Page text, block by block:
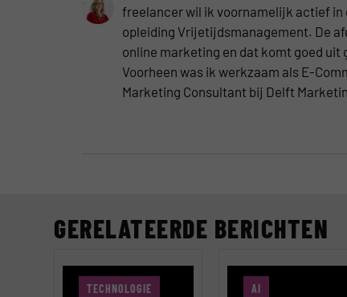
freelancer wil ik voornamelijk actief in
opleiding Vrijetijdsmanagement. De
online marketing en dat komt goed uit
Voorheen was ik werkzaam als E-
Marketing Consultant bij Delft
GERELATEERDE BERICHTEN
TECHNOLOGIE AI